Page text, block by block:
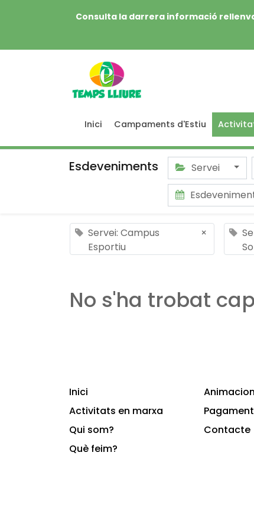
Consulta la darrera informació
Inici Campaments d'Estiu
Esdeveniments Servei
Servei: Campus
Esportiu
×
No s'ha trobat
Inici
Activitats en marxa
Qui som?
Què feim?
Contacte